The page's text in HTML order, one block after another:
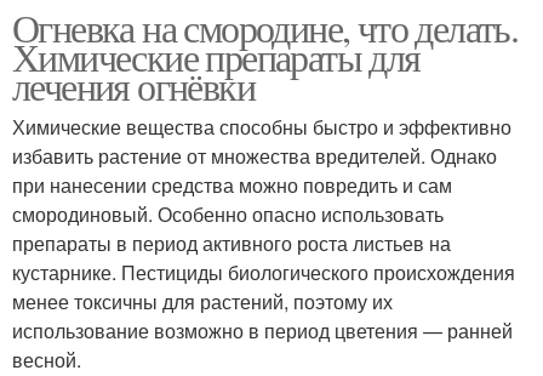
Огневка на смородине, что делать.
Химические препараты для
лечения огнёвки
Химические вещества способны быстро и эффективно
избавить растение от множества вредителей. Однако
при нанесении средства можно повредить и сам
смородиновый. Особенно опасно использовать
препараты в период активного роста листьев на
кустарнике. Пестициды биологического происхождения
менее токсичны для растений, поэтому их
использование возможно в период цветения — ранней
весной.